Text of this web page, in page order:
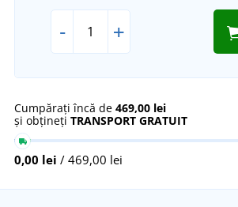
- +
Cumpărați încă de 469,00 lei
și obțineți TRANSPORT GRATUIT
0,00 lei / 469,00 lei